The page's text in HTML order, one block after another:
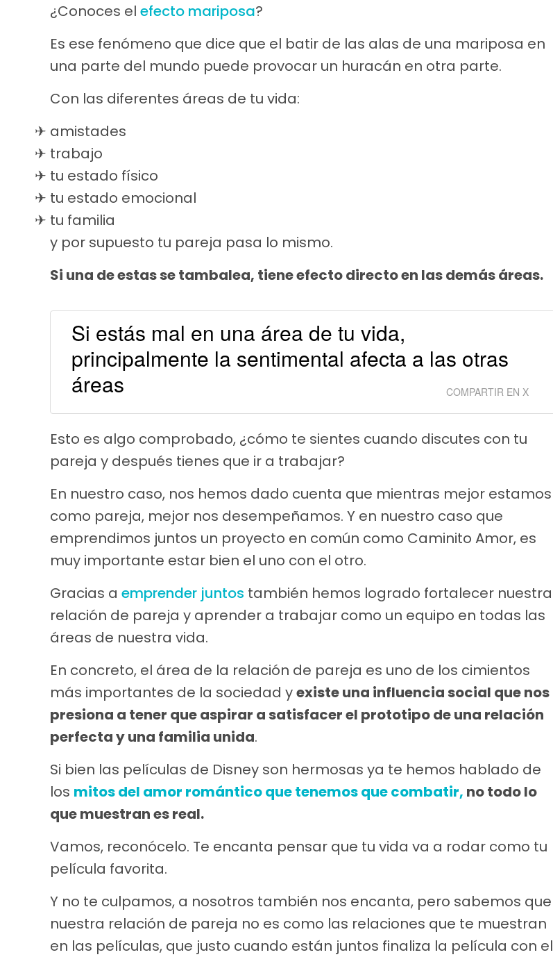
¿Conoces el efecto mariposa?
Es ese fenómeno que dice que el batir de las alas de una mariposa en
una parte del mundo puede provocar un huracán en otra parte.
Con las diferentes áreas de tu vida:
amistades
trabajo
tu estado físico
tu estado emocional
tu familia
y por supuesto tu pareja pasa lo mismo.
Si una de estas se tambalea, tiene efecto directo en las demás áreas.
Si estás mal en una área de tu vida,
principalmente la sentimental afecta a las otras
áreas
COMPARTIR EN X
Esto es algo comprobado, ¿cómo te sientes cuando discutes con tu
pareja y después tienes que ir a trabajar?
En nuestro caso, nos hemos dado cuenta que mientras mejor estamos
como pareja, mejor nos desempeñamos. Y en nuestro caso que
emprendimos juntos un proyecto en común como Caminito Amor, es
muy importante estar bien el uno con el otro.
Gracias a emprender juntos también hemos logrado fortalecer nuestra
relación de pareja y aprender a trabajar como un equipo en todas las
áreas de nuestra vida.
En concreto, el área de la relación de pareja es uno de los cimientos
más importantes de la sociedad yexiste una influencia social que nos
presiona a tener que aspirar a satisfacer el prototipo de una relación
perfecta y una familia unida.
Si bien las películas de Disney son hermosas ya te hemos hablado de
los mitos del amor romántico que tenemos que combatir, no todo lo
que muestran es real.
Vamos, reconócelo. Te encanta pensar que tu vida va a rodar como tu
película favorita.
Y no te culpamos, a nosotros también nos encanta, pero sabemos que
nuestra relación de pareja no es como las relaciones que te muestran
en las películas, que justo cuando están juntos finaliza la película con el